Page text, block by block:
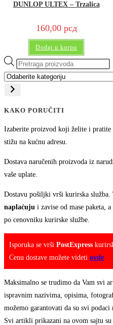
DUNLOP ULTEX – Trzalica
160,00 рсд
Dodaj u korpu
KAKO PORUČITI
Izaberite proizvod koji želite i pratite
stižu na kućnu adresu.
Dostava naručenih proizvoda iz
vaše uplate.
Dostavu pošiljki vrši kurirska služba.
naplaćuju i zavise od mase paketa,
po cenovniku kurirske službe.
Isporuka se vrši PostExpress
Cenu dostave možete videti ovde
Maksimalno se trudimo da Vam svi
ispravnim nazivima, opisima,
možemo garantovati da su svi podaci
Svi artikli prikazani na ovom sajtu su